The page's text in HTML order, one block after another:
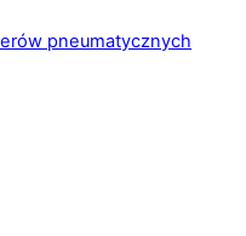
pneumatycznych